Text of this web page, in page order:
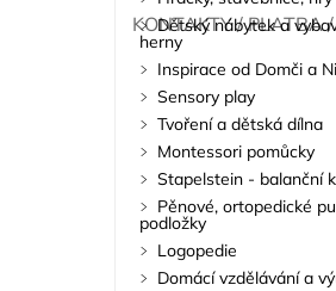
KONTAKTY / PLATBA
Dětský nábytek a
herny
Inspirace od Domči a
Sensory play
Tvoření a dětská dílna
Montessori pomůcky
Stapelstein - balanční
Pěnové, ortopedické
podložky
Logopedie
Domácí vzdělávání a